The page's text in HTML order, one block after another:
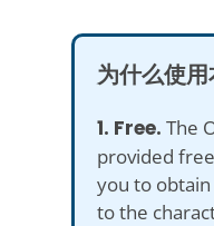
为什么使用
1. Free. The
provided
you to
to the